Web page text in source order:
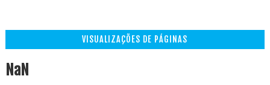
VISUALIZAÇÕES DE PÁGINAS
NaN